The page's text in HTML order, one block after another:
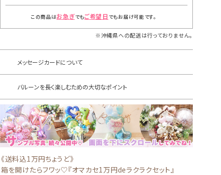
この商品はお急ぎでもご希望日 でもお届け可能です。
※沖縄県への配送は行っておりません。
メッセージカードについて
バルーンを長く楽しむための大切なポイント
《送料込1万円ちょうど》
箱を開けたらフワッ♡『オマカセ1万円deラクラクセット』